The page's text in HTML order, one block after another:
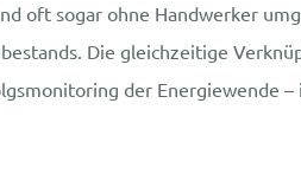
oft sogar ohne Handwerker
Die gleichzeitige
der Energiewende –